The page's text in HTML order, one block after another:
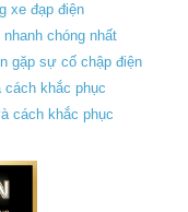
xe đạp điện
chóng nhất
gặp sự cố chập điện
khắc phục
cách khắc phục